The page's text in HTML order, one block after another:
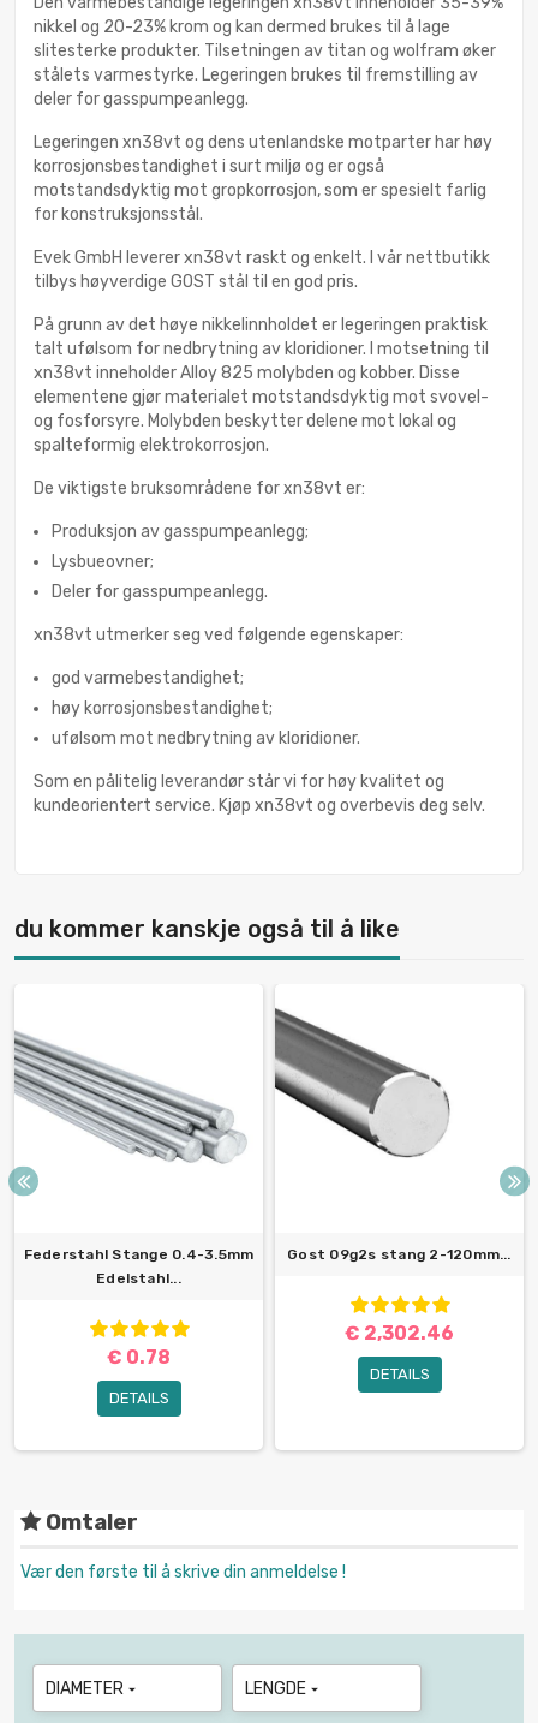
nikkel og 20-23% krom og kan dermed brukes til å lage
slitesterke produkter. Tilsetningen av titan og wolfram øker
stålets varmestyrke. Legeringen brukes til fremstilling av
deler for gasspumpeanlegg.
Legeringen xn38vt og dens utenlandske motparter har høy
korrosjonsbestandighet i surt miljø og er også
motstandsdyktig mot gropkorrosjon, som er spesielt farlig
for konstruksjonsstål.
Evek GmbH leverer xn38vt raskt og enkelt. I vår nettbutikk
tilbys høyverdige GOST stål til en god pris.
På grunn av det høye nikkelinnholdet er legeringen praktisk
talt ufølsom for nedbrytning av kloridioner. I motsetning til
xn38vt inneholder Alloy 825 molybden og kobber. Disse
elementene gjør materialet motstandsdyktig mot svovel-
og fosforsyre. Molybden beskytter delene mot lokal og
spalteformig elektrokorrosjon.
De viktigste bruksområdene for xn38vt er:
Produksjon av gasspumpeanlegg;
Lysbueovner;
Deler for gasspumpeanlegg.
xn38vt utmerker seg ved følgende egenskaper:
god varmebestandighet;
høy korrosjonsbestandighet;
ufølsom mot nedbrytning av kloridioner.
Som en pålitelig leverandør står vi for høy kvalitet og
kundeorientert service. Kjøp xn38vt og overbevis deg selv.
du kommer kanskje også til å like
Federstahl Stange 0.4-3.5mm
Edelstahl...
€ 0.78
DETAILS
Gost 09g2s stang 2-120mm...
€ 2,302.46
DETAILS
Omtaler
Vær den første til å skrive din anmeldelse !
DIAMETER  LENGDE 